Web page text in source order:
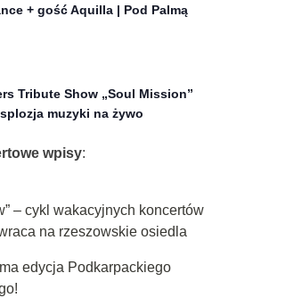
+ gość Aquilla | Pod Palmą
Tribute Show „Soul Mission”
muzyki na żywo
wpisy:
– cykl wakacyjnych koncertów
na rzeszowskie osiedla
edycja Podkarpackiego